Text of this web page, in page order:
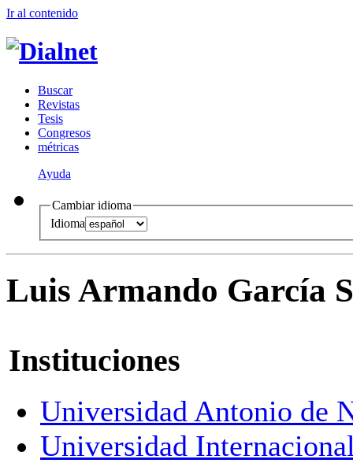
Ir al contenido
Buscar
Revistas
Tesis
Congresos
métricas
Ayuda
Cambiar idioma
Idioma
Luis Armando García
Instituciones
Universidad Antonio de
Universidad